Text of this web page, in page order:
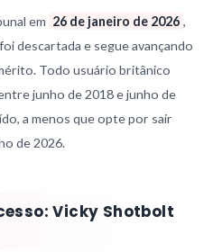
em 26 de janeiro de 2026 ,
descartada e segue avançando
Todo usuário britânico
junho de 2018 e junho de
a menos que opte por sair
de 2026.
Vicky Shotbolt